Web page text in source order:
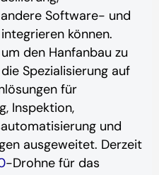
Software- und
können.
den Hanfanbau zu
Spezialisierung auf
für
Inspektion,
und
ausgeweitet. Derzeit
-Drohne für das